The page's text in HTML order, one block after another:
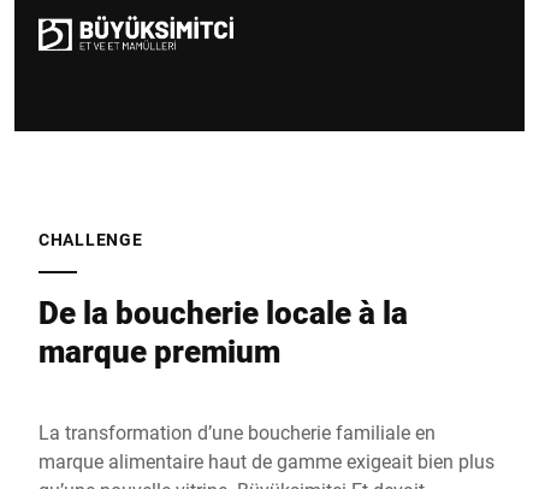
CHALLENGE
De la boucherie locale à la
marque premium
La transformation d’une boucherie familiale en
marque alimentaire haut de gamme exigeait bien plus